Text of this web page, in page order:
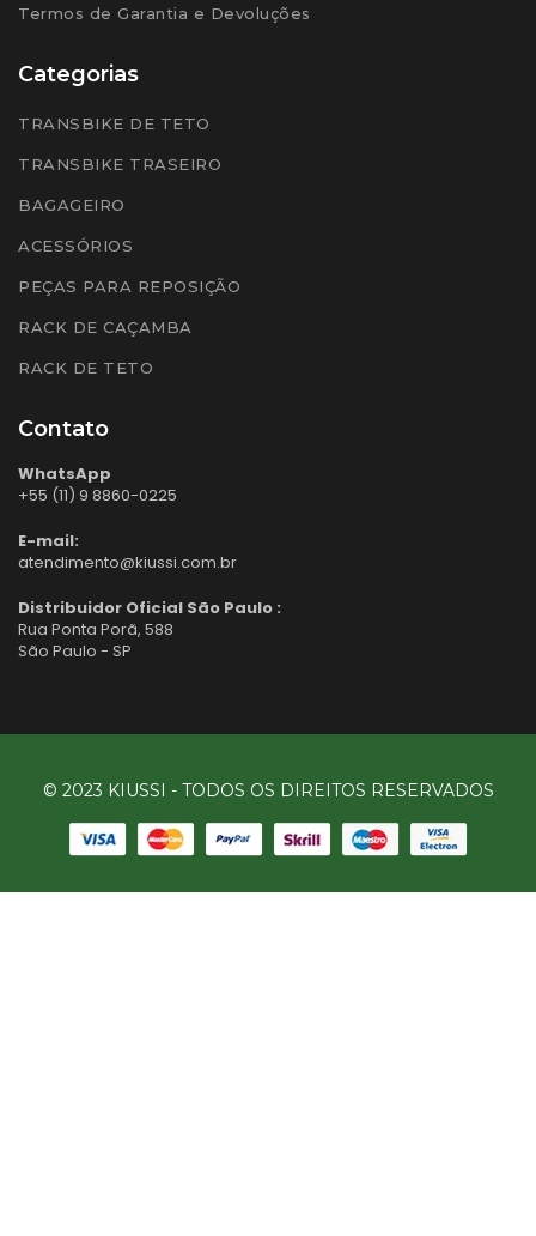
Termos de Garantia e Devoluções
Categorias
TRANSBIKE DE TETO
TRANSBIKE TRASEIRO
BAGAGEIRO
ACESSÓRIOS
PEÇAS PARA REPOSIÇÃO
RACK DE CAÇAMBA
RACK DE TETO
Contato
WhatsApp
+55 (11) 9 8860-0225
E-mail:
atendimento@kiussi.com.br
Distribuidor Oficial São Paulo :
Rua Ponta Porã, 588
São Paulo - SP
© 2023 KIUSSI - TODOS OS DIREITOS RESERVADOS